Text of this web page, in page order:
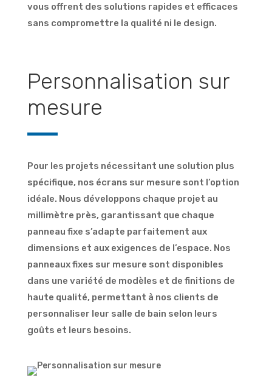
vous offrent des solutions rapides et efficaces
sans compromettre la qualité ni le design.
Personnalisation sur
mesure
Pour les projets nécessitant une solution plus
spécifique, nos écrans sur mesure sont l’option
idéale. Nous développons chaque projet au
millimètre près, garantissant que chaque
panneau fixe s’adapte parfaitement aux
dimensions et aux exigences de l’espace. Nos
panneaux fixes sur mesure sont disponibles
dans une variété de modèles et de finitions de
haute qualité, permettant à nos clients de
personnaliser leur salle de bain selon leurs
goûts et leurs besoins.